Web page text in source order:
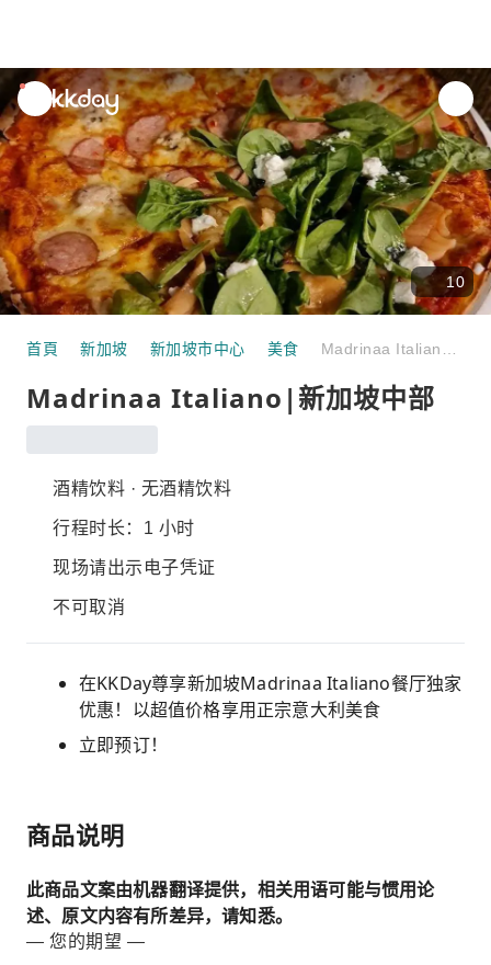
unread
notifications
10
首頁 新加坡 新加坡市中心 美食
Madrinaa Italiano|新加坡中部
酒精饮料 · 无酒精饮料
行程时长：1 小时
现场请出示电子凭证
不可取消
在KKDay尊享新加坡Madrinaa Italiano餐厅独家
优惠！以超值价格享用正宗意大利美食
立即预订！
商品说明
此商品文案由机器翻译提供，相关用语可能与惯用论
述、原文内容有所差异，请知悉。
— 您的期望 —